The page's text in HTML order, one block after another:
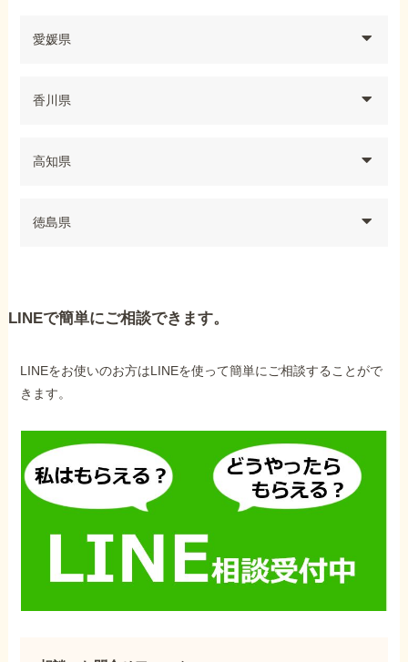
愛媛県
香川県
高知県
徳島県
LINEで簡単にご相談できます。
LINEをお使いのお方はLINEを使って簡単にご相談することがで
きます。